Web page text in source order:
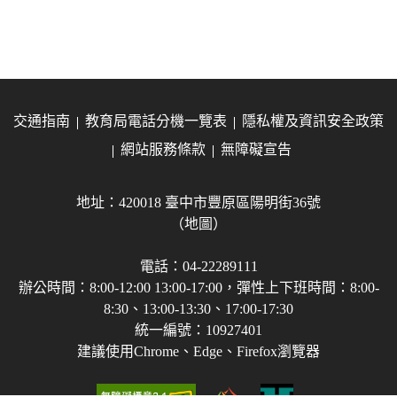
交通指南 教育局電話分機一覽表
隱私權及資訊安全政策
網站服務條款
無障礙宣告
地址：420018 臺中市豐原區陽明街36號
（地圖）
電話：04-22289111
辦公時間：8:00-12:00 13:00-17:00，彈性上下班時間：8:00-
8:30、13:00-13:30、17:00-17:30
統一編號：10927401
建議使用Chrome、Edge、Firefox瀏覽器